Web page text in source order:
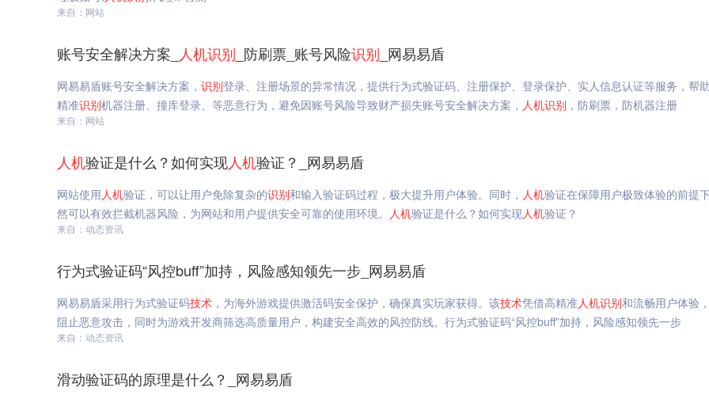
来自：网站
账号安全解决方案_ 人机识别 _防刷票_账号风险识别 _网易易盾
网易易盾账号安全解决方案， 识别登录、注册场景的异常情况，提供行为式验证码、注册保护、登录保护、实人信息认证等服务，帮
精准识别机器注册、撞库登录、等恶意行为，避免因账号风险导致财产损失账号安全解决方案， 人机识别 ，防刷票，防机器注册
来自：网站
人机验证是什么？如何实现人机验证？_网易易盾
网站使用人机验证，可以让用户免除复杂的识别和输入验证码过程，极大提升用户体验。同时， 人机验证在保障用户极致体验的前提
然可以有效拦截机器风险，为网站和用户提供安全可靠的使用环境。 人机验证是什么？如何实现人机验证？
来自：动态资讯
行为式验证码“风控buff”加持，风险感知领先一步_网易易盾
网易易盾采用行为式验证码技术 ，为海外游戏提供激活码安全保护，确保真实玩家获得。该技术凭借高精准人机识别和流畅用户体验
阻止恶意攻击，同时为游戏开发商筛选高质量用户，构建安全高效的风控防线。行为式验证码“风控buff”加持，风险感知领先一步
来自：动态资讯
滑动验证码的原理是什么？_网易易盾